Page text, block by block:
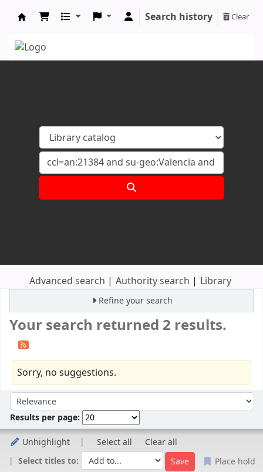
Search history Clear
Advanced search Authority search Library
Refine your search
Your search returned 2 results.
Sorry, no suggestions.
Sort by:
Results per page:
Unhighlight Select all
Clear all
Select titles to:
Place hold